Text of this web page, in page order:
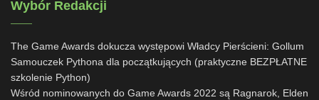
Wybór Redakcji
The Game Awards dokucza występowi Władcy Pierścieni: Gollum
Samouczek Pythona dla początkujących (praktyczne BEZPŁATNE
szkolenie Python)
Wśród nominowanych do Game Awards 2022 są Ragnarok, Elden